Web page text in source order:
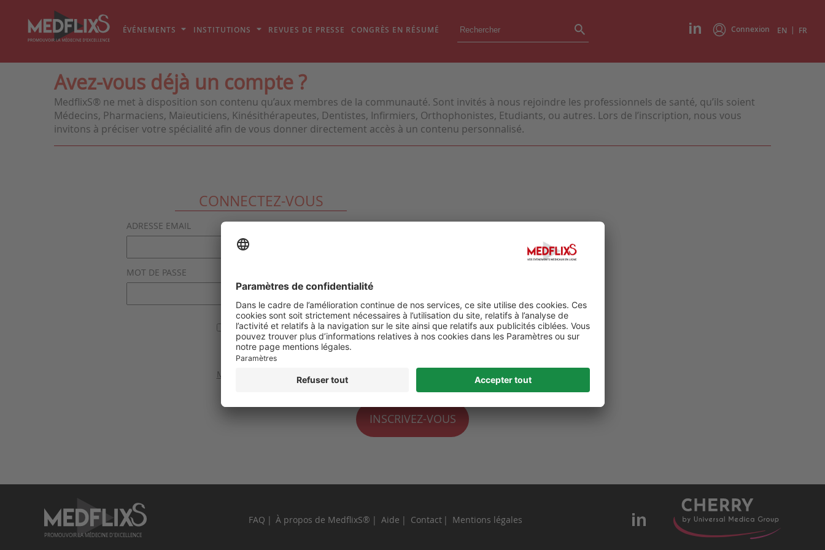
Connexion EN | FR
ÉVÉNEMENTS INSTITUTIONS REVUES DE PRESSE CONGRÈS EN RÉSUMÉ
Avez-vous déjà un compte ?
MedflixS® ne met à disposition son contenu qu’aux membres de la communauté. Sont invités à nous rejoindre les professionnels de santé, qu’ils soient
Médecins, Pharmaciens, Maïeuticiens, Kinésithérapeutes, Dentistes, Infirmiers, Orthophonistes, Etudiants, ou autres. Lors de l’inscription, nous vous
invitons à préciser votre spécialité afin de vous donner directement accès à un contenu personnalisé.
CONNECTEZ-VOUS
ADRESSE EMAIL
MOT DE PASSE
Se souvenir de moi
Valider
Mot de passe perdu ?
INSCRIVEZ-VOUS
PROMOUVOIR LA MÉDECINE D'EXCELLENCE
FAQ À propos de MedflixS® Aide Contact Mentions légales